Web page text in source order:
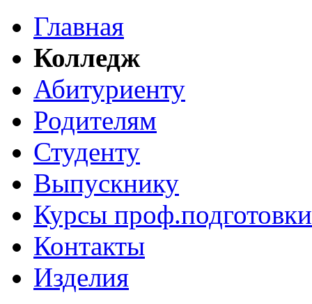
Главная
Колледж
Абитуриенту
Родителям
Студенту
Выпускнику
Курсы проф.подготовки
Контакты
Изделия